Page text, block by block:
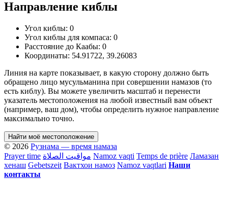
Направление киблы
Угол киблы: 0
Угол киблы для компаса: 0
Расстояние до Каабы: 0
Координаты: 54.91722, 39.26083
Линия на карте показывает, в какую сторону должно быть
обращено лицо мусульманина при совершении намазов (то
есть киблу). Вы можете увеличить масштаб и перенести
указатель местоположения на любой известный вам объект
(например, ваш дом), чтобы определить нужное направление
максимально точно.
Найти моё местоположение
© 2026 Рузнама — время намаза
Prayer time مواقيت الصلاة Namoz vaqti Temps de prière Ламазан
хенаш Gebetszeit Вактхои намоз Namoz vaqtlari Наши
контакты